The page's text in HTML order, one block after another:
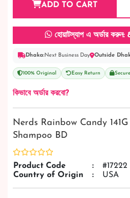
ADD TO CART
হোয়াটস্যাপ এ অর্ডার
Dhaka:Next Business Day Outside
100% Original Easy Return
কিভাবে অর্ডার করবো?
Nerds Rainbow Candy 141G
Shampoo BD
Product Code :
#17222
Country of Origin
: USA